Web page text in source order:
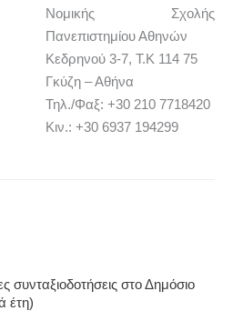
Νομικής Σχολής
Πανεπιστημίου Αθηνών
Κεδρηνού 3-7, Τ.Κ 114 75
Γκύζη – Αθήνα
Τηλ./Φαξ: +30 210 7718420
Κιν.: +30 6937 194299
συνταξιοδοτήσεις στο Δημόσιο
έτη)